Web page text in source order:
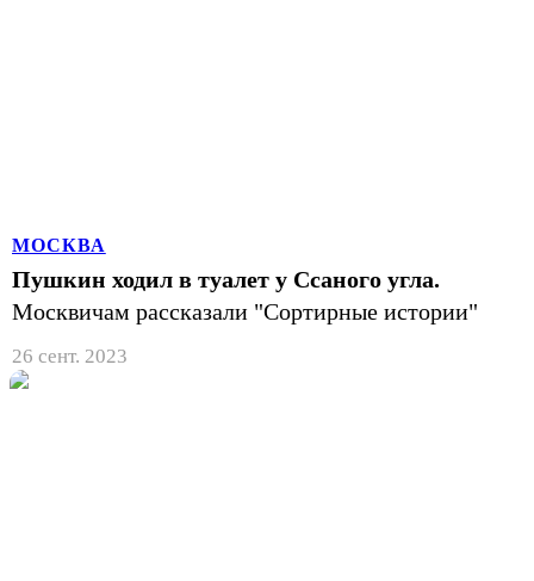
МОСКВА
Пушкин ходил в туалет у Ссаного угла.
Москвичам рассказали "Сортирные истории"
26 сент. 2023